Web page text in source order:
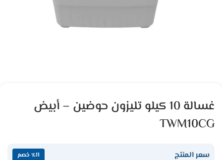
غسالة 10 كيلو تليزون حوضين – أبيض
TWM10CG
سعر المنتج ٪11 خصم